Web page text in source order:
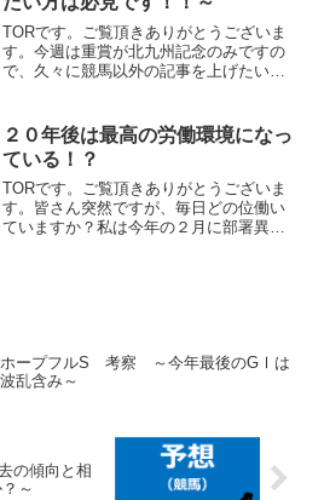
TORです。ご覧頂きありがとうございま
す。今週は重賞が北九州記念のみですの
で、久々に競馬以外の記事を上げたいと
やきを気楽にご覧頂ければと思います。
(adsbygoog...
２０年後は最高の労働環境になっ
ている！？
TORです。ご覧頂きありがとうございま
す。皆さん突然ですが、毎日どの位働い
ていますか？私は今年の２月に部署異動
ホープフルS 考察 ～今年最後のGⅠは
波乱含み～
の傾向と相
～